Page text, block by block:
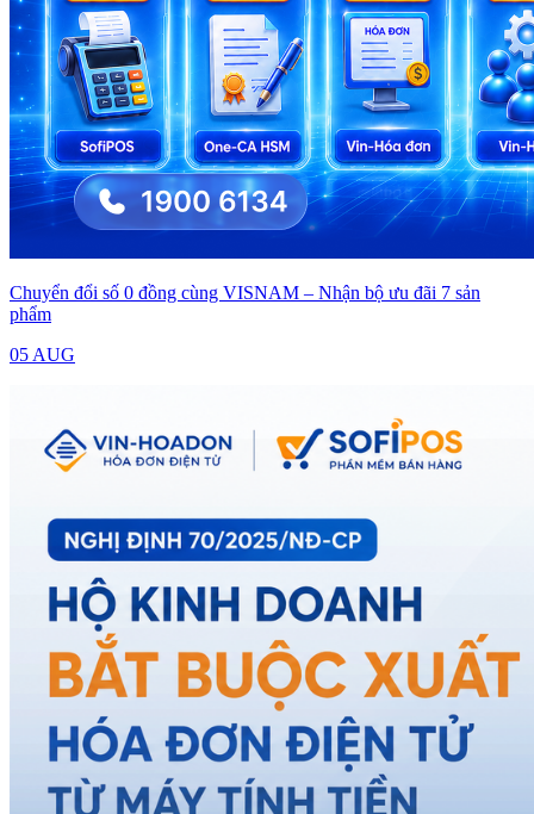
Chuyển đổi số 0 đồng cùng VISNAM – Nhận bộ ưu đãi 7 sản
phẩm
05 AUG